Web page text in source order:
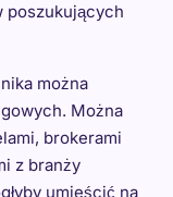
poszukujących
można
Można
brokerami
z branży
umieścić na